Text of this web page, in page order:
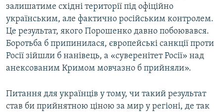
залишатиме східні території під офіційно
українським, але фактично російським контролем.
Це результат, якого Порошенко давно побоювався.
Боротьба б припинилася, європейські санкції проти
Росії зійшли б нанівець, а «суверенітет Росії» над
анексованим Кримом мовчазно б прийняли».
Питання для українців у тому, чи такий результат
став би прийнятною ціною за мир у регіоні, де так